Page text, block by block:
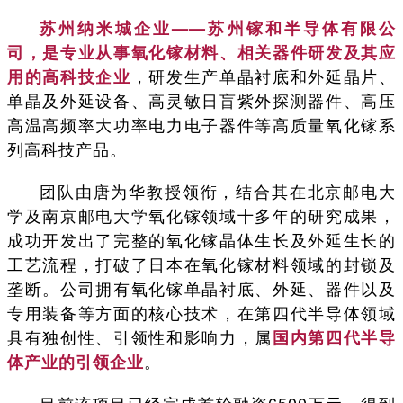
苏州纳米城企业——苏州镓和半导体有限公
司，是专业从事氧化镓材料、相关器件研发及其应
用的高科技企业 ，研发生产单晶衬底和外延晶片、
单晶及外延设备、高灵敏日盲紫外探测器件、高压
高温高频率大功率电力电子器件等高质量氧化镓系
列高科技产品。
团队由唐为华教授领衔，结合其在北京邮电大
学及南京邮电大学氧化镓领域十多年的研究成果，
成功开发出了完整的氧化镓晶体生长及外延生长的
工艺流程，打破了日本在氧化镓材料领域的封锁及
垄断。公司拥有氧化镓单晶衬底、外延、器件以及
专用装备等方面的核心技术，在第四代半导体领域
具有独创性、引领性和影响力，属国内第四代半导
体产业的引领企业。